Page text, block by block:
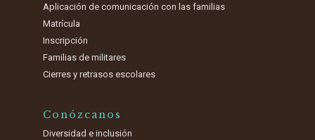
Aplicación de comunicación con las familias
Matrícula
Inscripción
Familias de militares
Cierres y retrasos escolares
Conózcanos
Diversidad e inclusión